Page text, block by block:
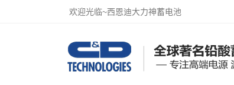
欢迎光临~西恩迪大力神蓄电池